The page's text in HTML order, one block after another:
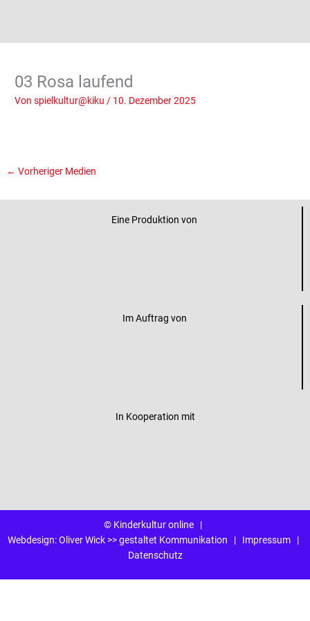
03 Rosa laufend
Vonspielkultur@kiku/ 10. Dezember 2025
← Vorheriger Medien
Eine Produktion von
Im Auftrag von
In Kooperation mit
© Kinderkultur online |
Webdesign:Oliver Wick >> gestaltet Kommunikation | Impressum|
Datenschutz